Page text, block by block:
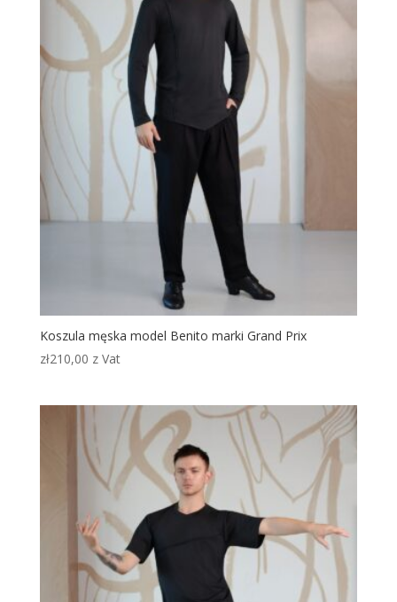
Koszula męska model Benito marki Grand Prix
zł210,00 z Vat